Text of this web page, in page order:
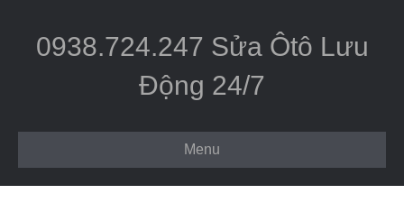
0938.724.247 Sửa Ôtô Lưu
Động 24/7
Menu